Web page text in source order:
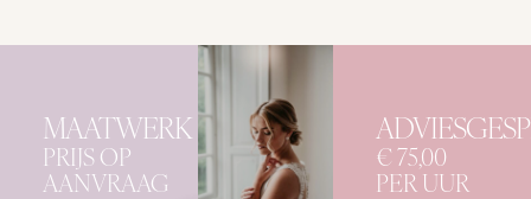
MAATWERK
PRIJS OP
AANVRAAG
€ 75,00
PER UUR